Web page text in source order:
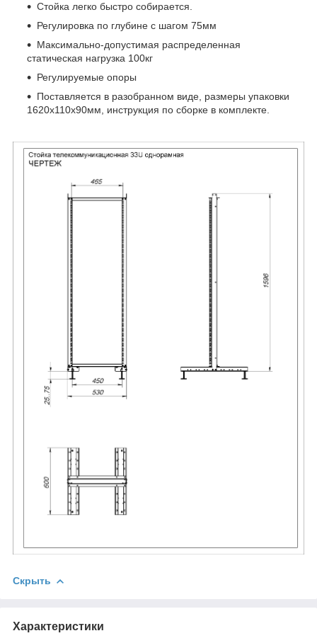
Стойка легко быстро собирается.
Регулировка по глубине с шагом 75мм
Максимально-допустимая распределенная
статическая нагрузка 100кг
Регулируемые опоры
Поставляется в разобранном виде, размеры упаковки
1620х110х90мм, инструкция по сборке в комплекте.
Скрыть
Характеристики